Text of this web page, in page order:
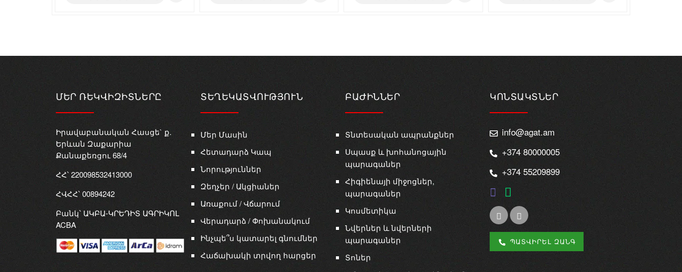
ՄԵՐ ՌԵԿՎԻԶԻՏՆԵՐԸ
Իրավաբանական Հասցե` ք.
Երևան Զաքարիա
Քանաքեռցու 68/4
ՀՀ՝ 220098532413000
ՀՎՀՀ՝ 00894242
Բանկ՝ ԱԿԲԱ-ԿՐԵԴԻՏ ԱԳՐԻԿՈԼ
ACBA
ՏԵՂԵԿԱՏՎՈՒԹՅՈՒՆ
Մեր Մասին
Հետադարձ Կապ
Նորություններ
Զեղչեր / Ակցիաներ
Առաքում / Վճարում
Վերադարձ / Փոխանակում
Ինչպե՞ս կատարել գնումներ
Հաճախակի տրվող հարցեր
ԲԱԺԻՆՆԵՐ
Տնտեսական ապրանքներ
Սպասք և խոհանոցային
պարագաներ
Հիգիենայի միջոցներ,
պարագաներ
Կոսմետիկա
Նվերներ և նվերների
պարագաներ
Տոներ
ԿՈՆՏԱԿՏՆԵՐ
info@agat.am
+374 80000005
+374 55209899
ՊԱՏՎԻՐԵԼ ԶԱՆԳ